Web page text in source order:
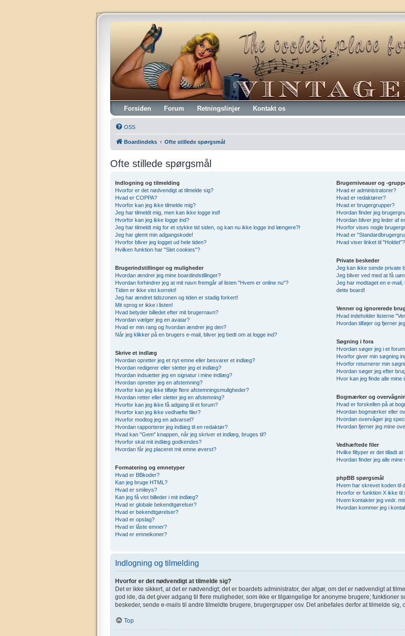
Vintagehifi.dk
Forsiden Forum Retningslinjer Kontakt os
OSS
Boardindeks Ofte stillede spørgsmål
Ofte stillede spørgsmål
Indlogning og tilmelding
Hvorfor er det nødvendigt at tilmelde sig?
Hvad er COPPA?
Hvorfor kan jeg ikke tilmelde mig?
Jeg har tilmeldt mig, men kan ikke logge ind!
Hvorfor kan jeg ikke logge ind?
Jeg har tilmeldt mig for et stykke tid siden, og kan nu ikke logge ind længere?!
Jeg har glemt min adgangskode!
Hvorfor bliver jeg logget ud hele tiden?
Hvilken funktion har "Slet cookies"?
Brugerindstillinger og muligheder
Hvordan ændrer jeg mine boardindstillinger?
Hvordan forhindrer jeg at mit navn fremgår af listen "Hvem er online nu"?
Tiden er ikke vist korrekt!
Jeg har ændret tidszonen og tiden er stadig forkert!
Mit sprog er ikke i listen!
Hvad betyder billedet efter mit brugernavn?
Hvordan vælger jeg en avatar?
Hvad er min rang og hvordan ændrer jeg den?
Når jeg klikker på en brugers e-mail, bliver jeg bedt om at logge ind?
Skrive et indlæg
Hvordan opretter jeg et nyt emne eller besvarer et indlæg?
Hvordan redigerer eller sletter jeg et indlæg?
Hvordan indsætter jeg en signatur i mine indlæg?
Hvordan opretter jeg en afstemning?
Hvorfor kan jeg ikke tilføje flere afstemningsmuligheder?
Hvordan retter eller sletter jeg en afstemning?
Hvorfor kan jeg ikke få adgang til et forum?
Hvorfor kan jeg ikke vedhæfte filer?
Hvorfor modtog jeg en advarsel?
Hvordan rapporterer jeg indlæg til en redaktør?
Hvad kan "Gem" knappen, når jeg skriver et indlæg, bruges til?
Hvorfor skal mit indlæg godkendes?
Hvordan får jeg placeret mit emne øverst?
Formatering og emnetyper
Hvad er BBkoder?
Kan jeg bruge HTML?
Hvad er smileys?
Kan jeg få vist billeder i mit indlæg?
Hvad er globale bekendtgørelser?
Hvad er bekendtgørelser?
Hvad er opslag?
Hvad er låste emner?
Hvad er emneikoner?
Brugerniveauer og -
Hvad er administratorer?
Hvad er redaktører?
Hvad er brugergrupper?
Hvordan finder jeg
Hvordan bliver jeg leder af
Hvorfor vises nogle
Hvad er
Hvad viser linket til "Holdet"?
Private beskeder
Jeg kan ikke sende private
Jeg bliver ved med at få
Jeg har modtaget en e-
dette board!
Venner og ignorerede
Hvad indeholder listerne
Hvordan tilføjer og fjerner
Søgning i fora
Hvordan søger jeg i et
Hvorfor giver min søgning
Hvorfor returnerer min
Hvordan søger jeg efter
Hvor kan jeg finde alle
Bogmærker og
Hvad er forskellen på at
Hvordan bogmærker eller
Hvordan overvåger jeg
Hvordan fjerner jeg mine
Vedhæftede filer
Hvilke filtyper er det tilladt
Hvordan finder jeg alle
phpBB spørgsmål
Hvem har skrevet koden til
Hvorfor er funktion X ikke til
Hvem kontakter jeg vedr.
Hvordan kommer jeg i
Indlogning og tilmelding
Hvorfor er det nødvendigt at tilmelde sig?
Det er ikke sikkert, at det er nødvendigt; det er boardets administrator, der afgør, om det er nødvendigt at
god ide, da det giver adgang til flere muligheder, som ikke er tilgængelige for anonyme brugere; funktioner
beskeder, sende e-mails til andre tilmeldte brugere, brugergrupper osv. Det anbefales derfor at tilmelde sig,
Top